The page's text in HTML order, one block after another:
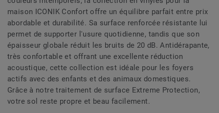
maison ICONIK Confort offre un équilibre parfait entre prix
abordable et durabilité. Sa surface renforcée résistante lui
permet de supporter l'usure quotidienne, tandis que son
épaisseur globale réduit les bruits de 20 dB. Antidérapante,
très confortable et offrant une excellente réduction
acoustique, cette collection est idéale pour les foyers
actifs avec des enfants et des animaux domestiques.
Grâce à notre traitement de surface Extreme Protection,
votre sol reste propre et beau facilement.